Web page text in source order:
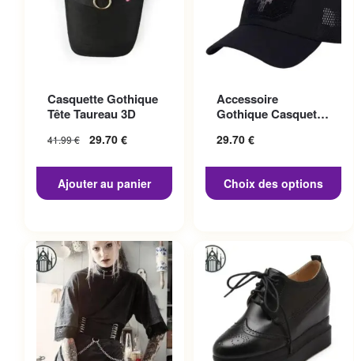
Casquette Gothique
Tête Taureau 3D
41.99€ 29.70 €
Ajouter au panier
Accessoire
Gothique Casquette
29.70 €
Choix des options
variations. Les options
peuvent être choisies sur la
page du produit